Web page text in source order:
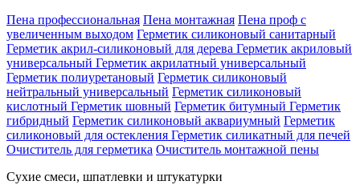
Пена профессиональная Пена монтажная Пена проф с
увеличенным выходом Герметик силиконовый санитарный
Герметик акрил-силиконовый для дерева Герметик акриловый
универсальный Герметик акрилатный универсальный
Герметик полиуретановый Герметик силиконовый
нейтральный универсальный Герметик силиконовый
кислотный Герметик шовный Герметик битумный Герметик
гибридный Герметик силиконовый аквариумный Герметик
силиконовый для остекления Герметик силикатный для печей
Очиститель для герметика Очиститель монтажной пены
Сухие смеси, шпатлевки и штукатурки